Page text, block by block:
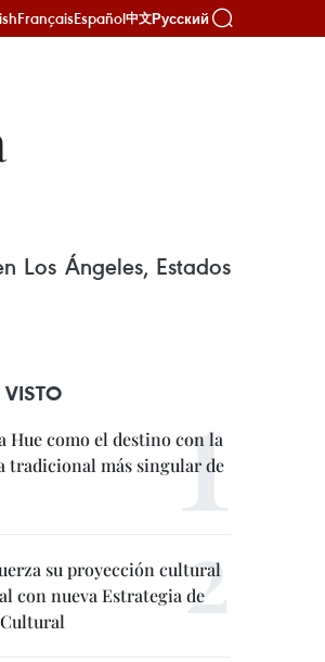
FrançaisEspañol中文Русский
Los Ángeles, Estados
Hue como el destino con la
tradicional más singular de
su proyección cultural
con nueva Estrategia de